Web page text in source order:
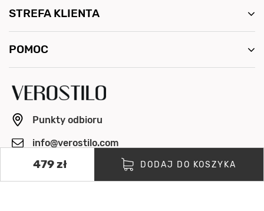
STREFA KLIENTA
POMOC
Punkty odbioru
info@verostilo.com
+48 500 064 154
Pon. - Pt. 8:00 - 16:00
479 zł DODAJ DO KOSZYKA